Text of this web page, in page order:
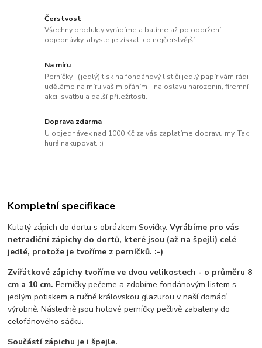
Čerstvost
Všechny produkty vyrábíme a balíme až po obdržení
objednávky, abyste je získali co nejčerstvější.
Na míru
Perníčky i (jedlý) tisk na fondánový list či jedlý papír vám rádi
uděláme na míru vašim přáním - na oslavu narozenin, firemní
akci, svatbu a další příležitosti.
Doprava zdarma
U objednávek nad 1000 Kč za vás zaplatíme dopravu my. Tak
hurá nakupovat. :)
Kompletní specifikace
Kulatý zápich do dortu s obrázkem Sovičky.Vyrábíme pro vás
netradiční zápichy do dortů, které jsou (až na špejli) celé
jedlé, protože je tvoříme z perníčků. :-)
Zvířátkové zápichy tvoříme ve dvou velikostech - o průměru 8
cm a 10 cm. Perníčky pečeme a zdobíme fondánovým listem s
jedlým potiskem a ručně královskou glazurou v naší domácí
výrobně. Následně jsou hotové perníčky pečlivě zabaleny do
celofánového sáčku.
Součástí zápichu je i špejle.